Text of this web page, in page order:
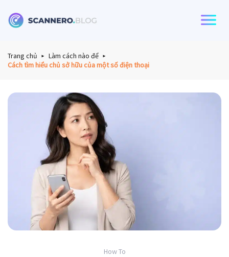
Trang chủ
Làm cách nào để
Cách tìm hiểu chủ sở hữu của một số điện thoại
How To